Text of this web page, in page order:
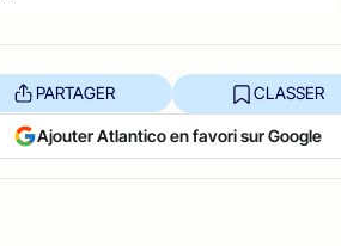
PARTAGER CLASSER
Ajouter Atlantico en favori sur Google